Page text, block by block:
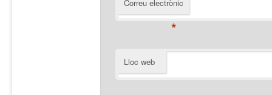
Correu electrònic
*
Lloc web